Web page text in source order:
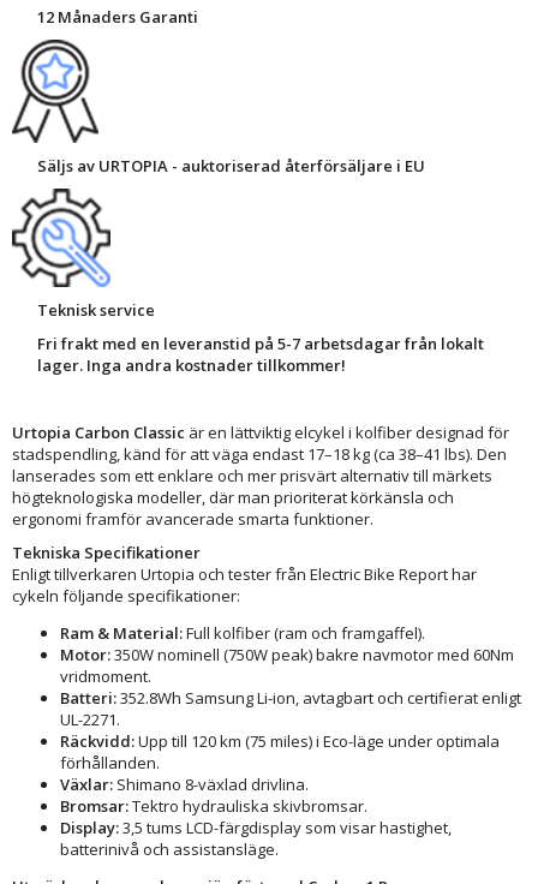
12 Månaders Garanti
Säljs av URTOPIA - auktoriserad återförsäljare i EU
Teknisk service
Fri frakt med en leveranstid på 5-7 arbetsdagar från lokalt
lager. Inga andra kostnader tillkommer!
Urtopia Carbon Classic är en lättviktig elcykel i kolfiber designad för
stadspendling, känd för att väga endast 17–18 kg (ca 38–41 lbs). Den
lanserades som ett enklare och mer prisvärt alternativ till märkets
högteknologiska modeller, där man prioriterat körkänsla och
ergonomi framför avancerade smarta funktioner.
Tekniska Specifikationer
Enligt tillverkaren Urtopia och tester från Electric Bike Report har
cykeln följande specifikationer:
Ram & Material:Full kolfiber (ram och framgaffel).
Motor:350W nominell (750W peak) bakre navmotor med 60Nm
vridmoment.
Batteri:352.8Wh Samsung Li-ion, avtagbart och certifierat enligt
UL-2271.
Räckvidd:Upp till 120 km (75 miles) i Eco-läge under optimala
förhållanden.
Växlar: Shimano 8-växlad drivlina.
Bromsar:Tektro hydrauliska skivbromsar.
Display:3,5 tums LCD-färgdisplay som visar hastighet,
batterinivå och assistansläge.